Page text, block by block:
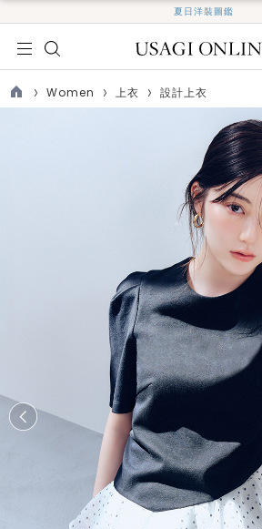
夏日洋裝圖鑑
TOP
Women 上衣 設計上衣